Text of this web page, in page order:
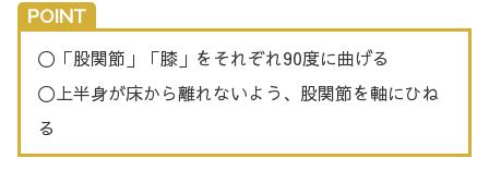
POINT
〇「股関節」「膝」をそれぞれ90度に曲げる
〇上半身が床から離れないよう、股関節を軸にひね
る